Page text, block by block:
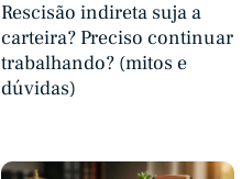
Rescisão indireta suja a
carteira? Preciso continuar
trabalhando? (mitos e
dúvidas)